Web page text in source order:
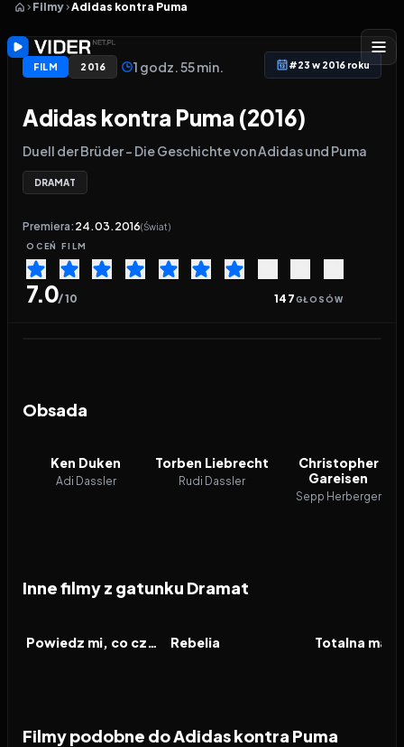
Filmy Adidas kontra Puma
FILM 2016 1 godz. 55 min. #23 w 2016 roku
Adidas kontra Puma (2016)
Duell der Brüder - Die Geschichte von Adidas und Puma
DRAMAT
Premiera: 24.03.2016(Świat)
OCEŃ FILM
7.0/ 10 147GŁOSÓW
Obsada
Ken Duken
Adi Dassler
Torben Liebrecht
Rudi Dassler
Christopher
Gareisen
Sepp Herberger
Inne filmy z gatunku Dramat
FILM Powiedz mi, co czujesz FILM
Rebelia FILM
Totalna
Filmy podobne do Adidas kontra Puma